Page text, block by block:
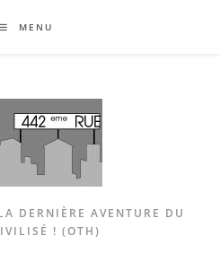
MENU
DERNIÈRE AVENTURE DU
! (OTH)